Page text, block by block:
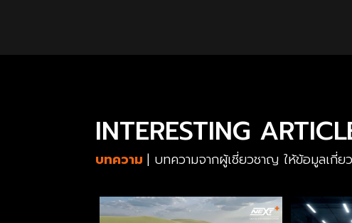
INTERESTING
บทความ| บทความจากผู้เชี่ยวชาญ ให้ข้อมูลเกี่